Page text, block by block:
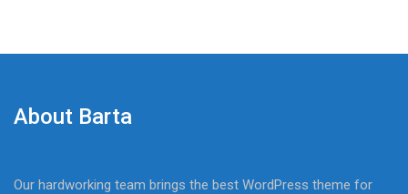
About Barta
Our hardworking team brings the best WordPress theme for